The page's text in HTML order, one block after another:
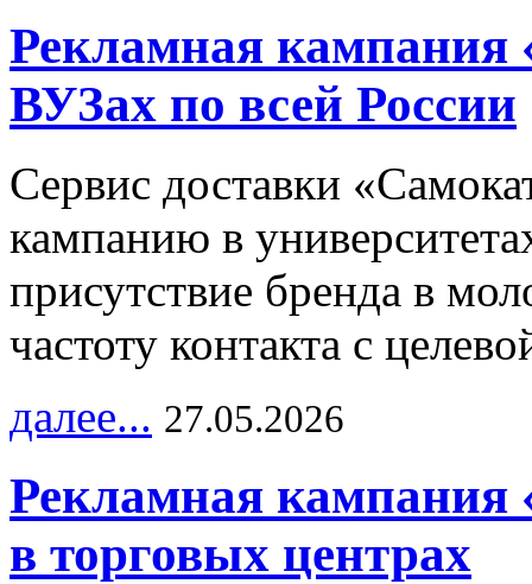
Рекламная кампания
ВУЗах по всей России
Сервис доставки
кампанию в
присутствие бренда в
частоту контакта с
далее... 27.05.2026
Рекламная кампания
в торговых центрах